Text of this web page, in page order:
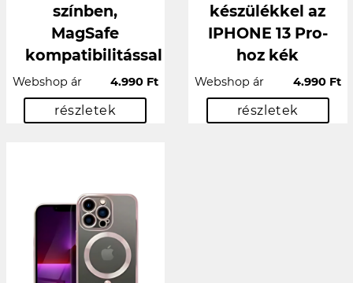
színben,
MagSafe
kompatibilitással
Webshop ár 4.990 Ft
részletek
készülékkel az
IPHONE 13 Pro-
hoz kék
Webshop ár 4.990 Ft
részletek